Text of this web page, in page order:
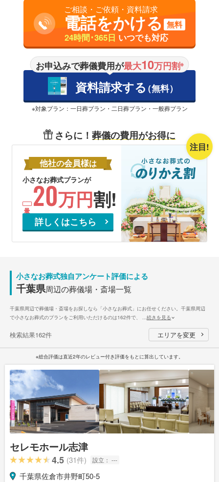
ご相談・ご依頼・資料請求
電話をかける 無料
24時間･365日 いつでも対応
お申込みで葬儀費用が最大10万円割※
資料請求する（無料）
※対象プラン：一日葬プラン・二日葬プラン・一般葬プラン
さらに！葬儀の費用がお得に
注目!
他社の会員様は
小さなお葬式プランが
20万円割!
詳しくはこちら
小さなお葬式独自アンケート評価による
千葉県周辺の葬儀場・斎場一覧
千葉県周辺で葬儀場・斎場をお探しなら「小さなお葬式」にお任せください。千葉県周辺
で小さなお葬式のプランをご利用いただけるのは162件で、 ...続きを見る
検索結果162件 エリアを変更
※総合評価は直近2年のレビュー付き評価をもとに算出しています。
セレモホール志津
4.5 (31件) 設立： ---
千葉県佐倉市井野町50-5